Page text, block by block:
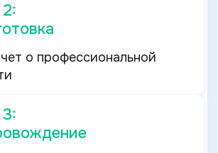
о профессиональной